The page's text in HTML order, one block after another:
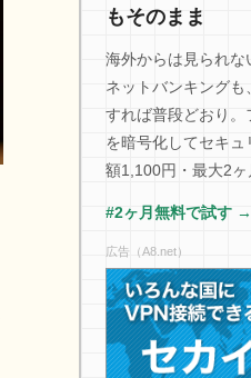
もそのまま
海外からは見られ
ネットバンキング
すれば普段どおり
を暗号化してセキュ
額1,100円・最大2ヶ
#2ヶ月無料で試す →
広告（A8.net）